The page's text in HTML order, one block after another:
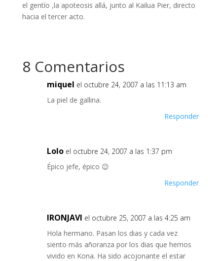
el gentío ,la apoteosis allá, junto al Kailua Pier, directo
hacia el tercer acto.
8 Comentarios
miquel el octubre 24, 2007 a las 11:13 am
La piel de gallina.
Responder
Lolo el octubre 24, 2007 a las 1:37 pm
Épico jefe, épico 😉
Responder
IRONJAVI el octubre 25, 2007 a las 4:25 am
Hola hermano. Pasan los dias y cada vez
siento más añoranza por los dias que hemos
vivido en Kona. Ha sido acojonante el estar